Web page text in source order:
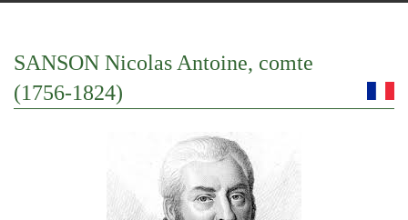
SANSON Nicolas Antoine, comte
(1756-1824)